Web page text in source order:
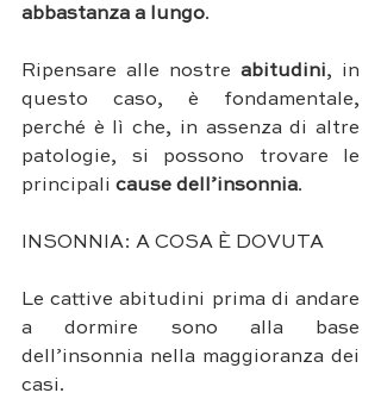
abbastanza a lungo.
Ripensare alle nostre abitudini, in
questo caso, è fondamentale,
perché è lì che, in assenza di altre
patologie, si possono trovare le
principali cause dell’insonnia.
INSONNIA: A COSA È DOVUTA
Le cattive abitudini prima di andare
a dormire sono alla base
dell’insonnia nella maggioranza dei
casi.